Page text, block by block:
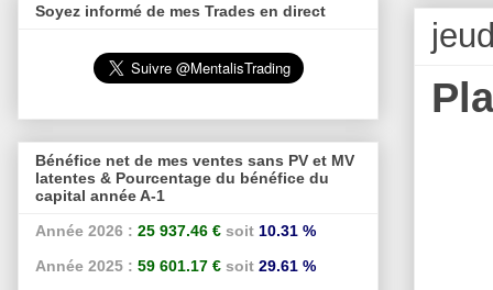
Soyez informé de mes Trades en direct
Bénéfice net de mes ventes sans PV et MV
latentes & Pourcentage du bénéfice du
capital année A-1
Année 2026 : 25 937.46 € soit 10.31 %
Année 2025 : 59 601.17 € soit 29.61 %